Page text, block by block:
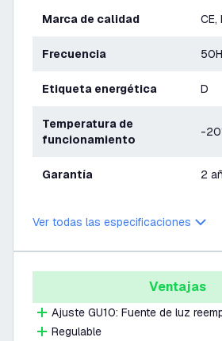
Marca de calidad CE,
Frecuencia
Etiqueta energética D
Temperatura de
funcionamiento
-
Garantía 2
Ver todas las especificaciones
Ventajas
Ajuste GU10: Fuente de luz
Regulable